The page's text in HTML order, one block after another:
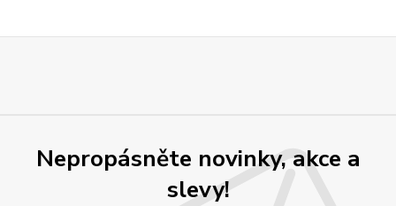
Nepropásněte novinky, akce a
slevy!